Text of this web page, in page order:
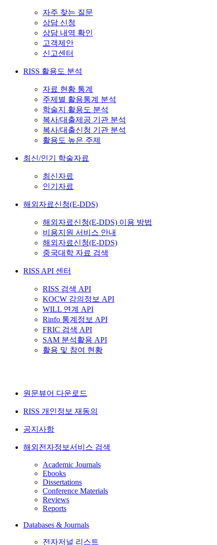
자주 찾는 질문
상담 신청
상담 내역 확인
고객제안
신고센터
RISS 활용도 분석
자료 현황 통계
주제별 활용통계 분석
학술지 활용도 분석
복사/대출제공 기관 분석
복사/대출신청 기관 분석
활용도 높은 주제
최신/인기 학술자료
최신자료
인기자료
해외자료신청(E-DDS)
해외자료신청(E-DDS) 이용 방법
비용지원 서비스 안내
해외자료신청(E-DDS)
중국대학 자료 검색
RISS API 센터
RISS 검색 API
KOCW 강의정보 API
WILL 연계 API
Rinfo 통계정보 API
FRIC 검색 API
SAM 분석활용 API
활용 및 참여 현황
원문뷰어 다운로드
RISS 개인정보 재동의
공지사항
해외전자정보서비스 검색
Academic Journals
Ebooks
Dissertations
Conference Materials
Reviews
Reports
Databases & Journals
전자저널 리스트